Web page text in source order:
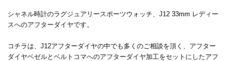
シャネル時計のラグジュアリースポーツウォッチ、J12 33mm レディー
スへのアフターダイヤです。
コチラは、J12アフターダイヤの中でも多くのご相談を頂く、アフター
ダイヤベゼルとベルトコマへのアフターダイヤ加工をセットにしたアフ